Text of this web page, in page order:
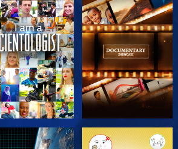
SERIE
ENTDECKEN
SERIE
ENTDECKEN